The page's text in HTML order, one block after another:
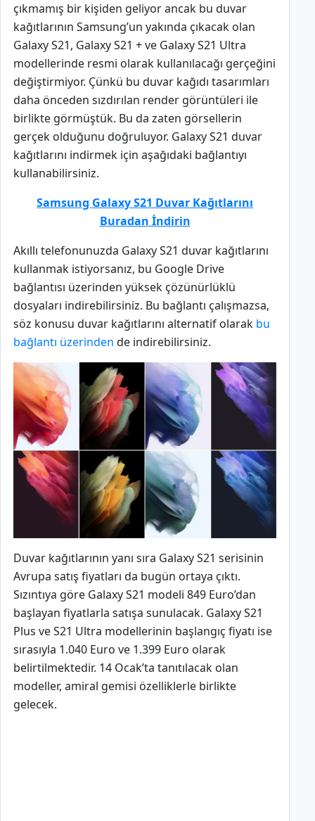
çıkmamış bir kişiden geliyor ancak bu duvar
kağıtlarının Samsung’un yakında çıkacak olan
Galaxy S21, Galaxy S21 + ve Galaxy S21 Ultra
modellerinde resmi olarak kullanılacağı gerçeğini
değiştirmiyor. Çünkü bu duvar kağıdı tasarımları
daha önceden sızdırılan render görüntüleri ile
birlikte görmüştük. Bu da zaten görsellerin
gerçek olduğunu doğruluyor. Galaxy S21 duvar
kağıtlarını indirmek için aşağıdaki bağlantıyı
kullanabilirsiniz.
Samsung Galaxy S21 Duvar Kağıtlarını
Buradan İndirin
Akıllı telefonunuzda Galaxy S21 duvar kağıtlarını
kullanmak istiyorsanız, bu Google Drive
bağlantısı üzerinden yüksek çözünürlüklü
dosyaları indirebilirsiniz. Bu bağlantı çalışmazsa,
söz konusu duvar kağıtlarını alternatif olarak bu
bağlantı üzerinden de indirebilirsiniz.
Duvar kağıtlarının yanı sıra Galaxy S21 serisinin
Avrupa satış fiyatları da bugün ortaya çıktı.
Sızıntıya göre Galaxy S21 modeli 849 Euro’dan
başlayan fiyatlarla satışa sunulacak. Galaxy S21
Plus ve S21 Ultra modellerinin başlangıç fiyatı ise
sırasıyla 1.040 Euro ve 1.399 Euro olarak
belirtilmektedir. 14 Ocak’ta tanıtılacak olan
modeller, amiral gemisi özelliklerle birlikte
gelecek.